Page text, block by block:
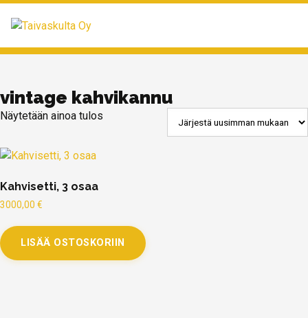
vintage kahvikannu
Näytetään ainoa tulos
Kahvisetti, 3 osaa
3000,00 €
LISÄÄ OSTOSKORIIN